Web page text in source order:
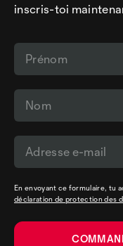
inscris-toi
En envoyant ce formulaire, tu
déclaration de protection des